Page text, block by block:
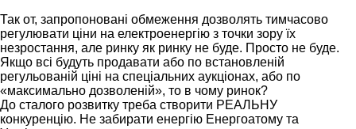
Так от, запропоновані обмеження дозволять тимчасово
регулювати ціни на електроенергію з точки зору їх
незростання, але ринку як ринку не буде. Просто не буде.
Якщо всі будуть продавати або по встановленій
регульованій ціні на спеціальних аукціонах, або по
«максимально дозволеній», то в чому ринок?
До сталого розвитку треба створити РЕАЛЬНУ
конкуренцію. Не забирати енергію Енергоатому та